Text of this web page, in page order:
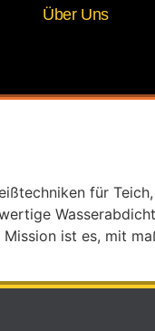
Über Uns
für
ist es, mit